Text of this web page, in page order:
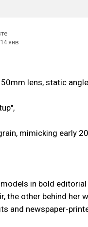
14 янв
lens, static
mimicking early
in bold editorial
the other behind her
and newspaper-